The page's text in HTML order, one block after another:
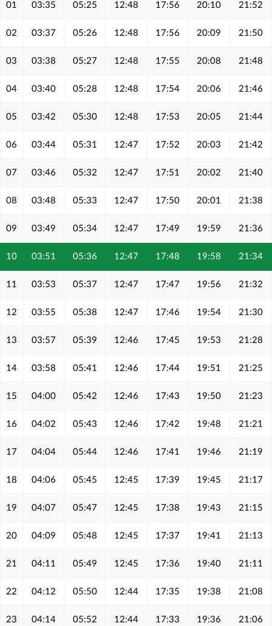
01 03:35 05:25 12:48 17:56 20:10 21:52
02 03:37 05:26 12:48 17:56 20:09 21:50
03 03:38 05:27 12:48 17:55 20:08 21:48
04 03:40 05:28 12:48 17:54 20:06 21:46
05 03:42 05:30 12:48 17:53 20:05 21:44
06 03:44 05:31 12:47 17:52 20:03 21:42
07 03:46 05:32 12:47 17:51 20:02 21:40
08 03:48 05:33 12:47 17:50 20:01 21:38
09 03:49 05:34 12:47 17:49 19:59 21:36
10 03:51 05:36 12:47 17:48 19:58 21:34
11 03:53 05:37 12:47 17:47 19:56 21:32
12 03:55 05:38 12:47 17:46 19:54 21:30
13 03:57 05:39 12:46 17:45 19:53 21:28
14 03:58 05:41 12:46 17:44 19:51 21:25
15 04:00 05:42 12:46 17:43 19:50 21:23
16 04:02 05:43 12:46 17:42 19:48 21:21
17 04:04 05:44 12:46 17:41 19:46 21:19
18 04:06 05:45 12:45 17:39 19:45 21:17
19 04:07 05:47 12:45 17:38 19:43 21:15
20 04:09 05:48 12:45 17:37 19:41 21:13
21 04:11 05:49 12:45 17:36 19:40 21:11
22 04:12 05:50 12:44 17:35 19:38 21:08
23 04:14 05:52 12:44 17:33 19:36 21:06